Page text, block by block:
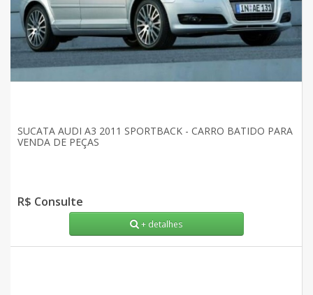
SUCATA AUDI A3 2011 SPORTBACK - CARRO BATIDO PARA
VENDA DE PEÇAS
R$ Consulte
+ detalhes